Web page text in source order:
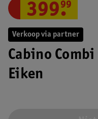
Verkoop via partner
Cabino
Eiken
399.
99